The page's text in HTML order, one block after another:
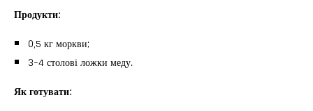
Продукти:
0,5 кг моркви;
3-4 столові ложки меду.
Як готувати: